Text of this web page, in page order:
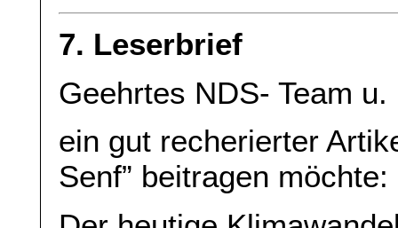
7. Leserbrief
Geehrtes NDS- Team
ein gut recherierter
Senf” beitragen möchte: